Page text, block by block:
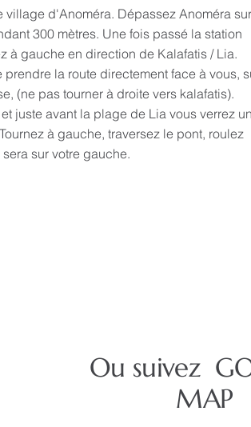
village d'Anoméra. Dépassez Anoméra sur
300 mètres. Une fois passé la station
à gauche en direction de Kalafatis / Lia.
la route directement face à vous,
(ne pas tourner à droite vers kalafatis).
juste avant la plage de Lia vous verrez un
à gauche, traversez le pont, roulez
sur votre gauche.
Ou suivez
MAP